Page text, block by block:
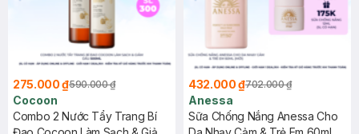
275.000 ₫590.000 ₫
Cocoon
Combo 2 Nước Tẩy Trang Bí
432.000 ₫702.000 ₫
Anessa
Sữa Chống Nắng Anessa Cho